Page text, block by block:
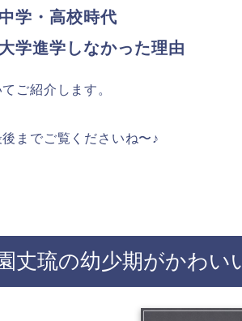
中学・高校時代
大学進学しなかった理由
ご紹介します。
までご覧くださいね〜♪
丈琉の幼少期がかわい